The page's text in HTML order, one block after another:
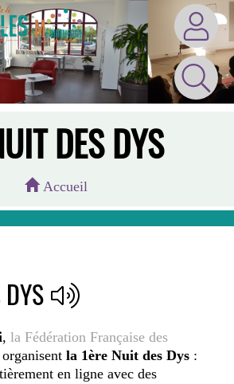
DES DYS
Accueil
, la Fédération Française des
organisent la 1ère Nuit des Dys :
en ligne avec des